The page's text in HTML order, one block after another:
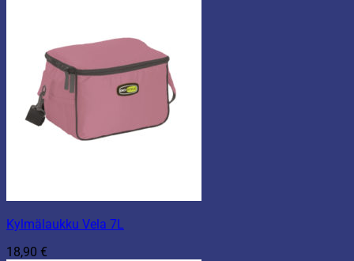
Kylmälaukku Vela 7L
18,90 €